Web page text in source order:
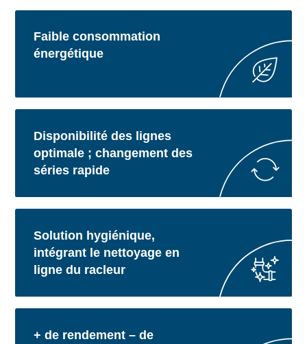
Faible consommation
énergétique
Disponibilité des lignes
optimale ; changement des
séries rapide
Solution hygiénique,
intégrant le nettoyage en
ligne du racleur
+ de rendement – de